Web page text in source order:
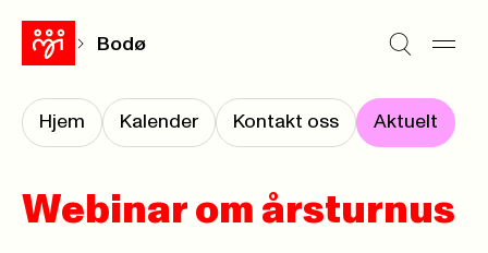
Bodø
Hjem Kalender Kontakt oss Aktuelt
Webinar om årsturnus